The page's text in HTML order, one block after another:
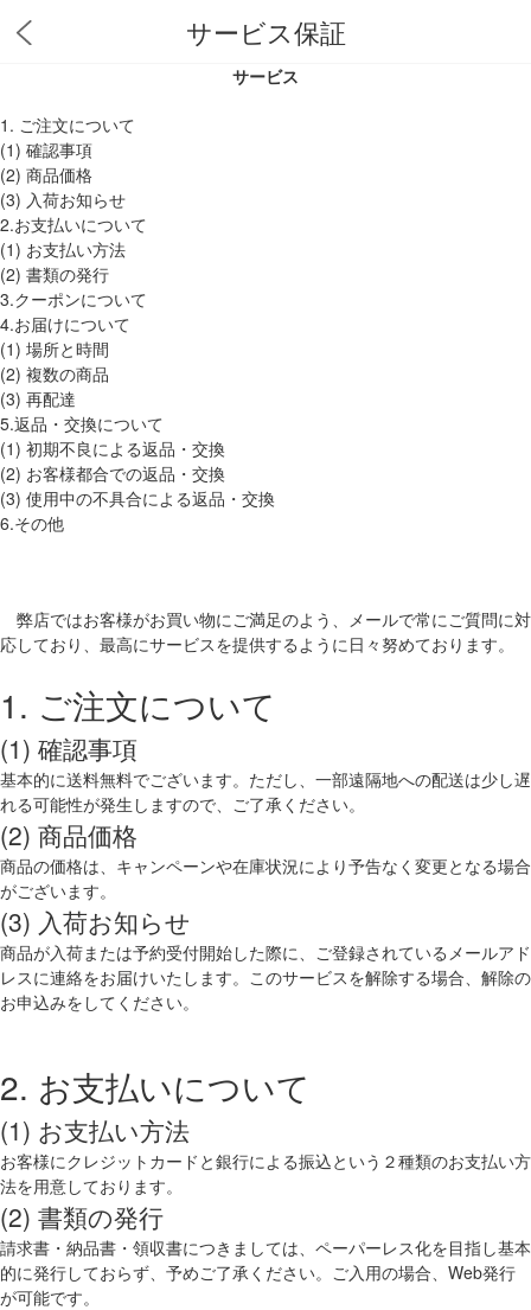
サービス保証
サービス
1. ご注文について
(1) 確認事項
(2) 商品価格
(3) 入荷お知らせ
2.お支払いについて
(1) お支払い方法
(2) 書類の発行
3.クーポンについて
4.お届けについて
(1) 場所と時間
(2) 複数の商品
(3) 再配達
5.返品・交換について
(1) 初期不良による返品・交換
(2) お客様都合での返品・交換
(3) 使用中の不具合による返品・交換
6.その他
弊店ではお客様がお買い物にご満足のよう、メールで常にご質問に対
応しており、最高にサービスを提供するように日々努めております。
1. ご注文について
(1) 確認事項
基本的に送料無料でございます。ただし、一部遠隔地への配送は少し遅
れる可能性が発生しますので、ご了承ください。
(2) 商品価格
商品の価格は、キャンペーンや在庫状況により予告なく変更となる場合
がございます。
(3) 入荷お知らせ
商品が入荷または予約受付開始した際に、ご登録されているメールアド
レスに連絡をお届けいたします。このサービスを解除する場合、解除の
お申込みをしてください。
2. お支払いについて
(1) お支払い方法
お客様にクレジットカードと銀行による振込という２種類のお支払い方
法を用意しております。
(2) 書類の発行
請求書・納品書・領収書につきましては、ペーパーレス化を目指し基本
的に発行しておらず、予めご了承ください。ご入用の場合、Web発行
が可能です。